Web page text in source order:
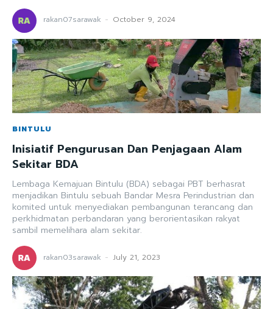
rakan07sarawak - October 9, 2024
BINTULU
Inisiatif Pengurusan Dan Penjagaan Alam
Sekitar BDA
Lembaga Kemajuan Bintulu (BDA) sebagai PBT berhasrat
menjadikan Bintulu sebuah Bandar Mesra Perindustrian dan
komited untuk menyediakan pembangunan terancang dan
perkhidmatan perbandaran yang berorientasikan rakyat
sambil memelihara alam sekitar.
rakan03sarawak - July 21, 2023